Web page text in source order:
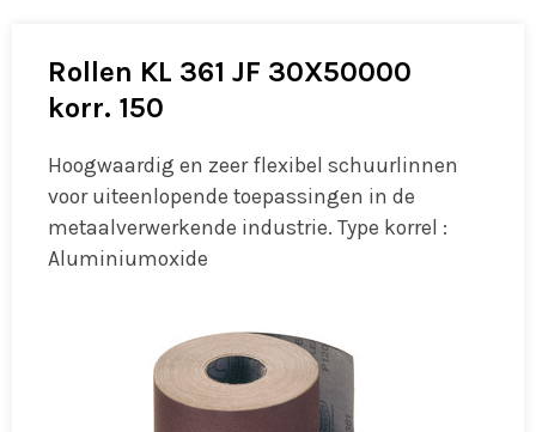
Rollen KL 361 JF 30X50000
korr. 150
Hoogwaardig en zeer flexibel schuurlinnen
voor uiteenlopende toepassingen in de
metaalverwerkende industrie. Type korrel :
Aluminiumoxide